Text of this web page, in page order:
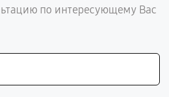
по интересующему Вас